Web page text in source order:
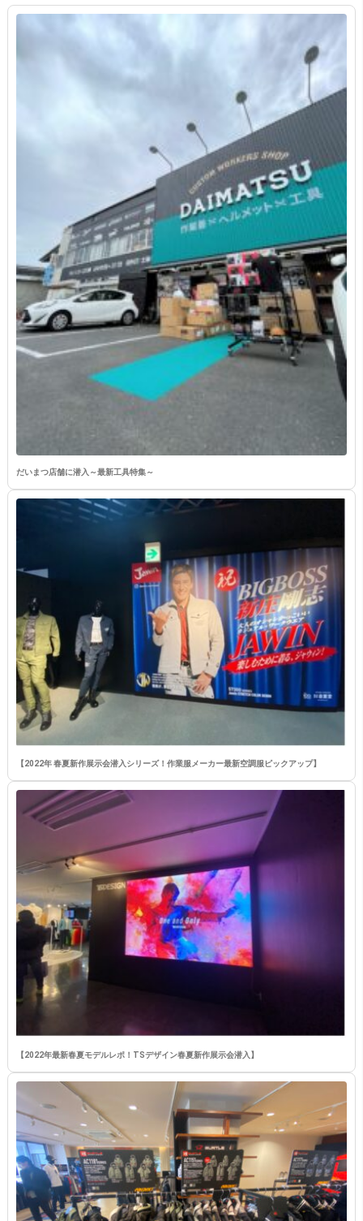
だいまつ店舗に潜入～最新工具特集～
【2022年 春夏新作展示会潜入シリーズ！作業服メーカー最新空調服ピックアップ】
【2022年最新春夏モデルレポ！TSデザイン春夏新作展示会潜入】